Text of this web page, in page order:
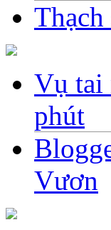
Vụ tai
phút
Vươn